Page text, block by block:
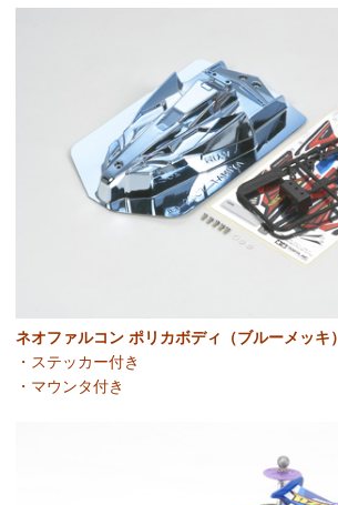
ネオファルコン ポリカボディ（ブルーメッキ）
・ステッカー付き
・マウンタ付き